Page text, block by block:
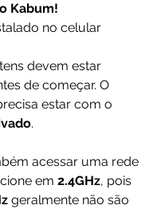
Kabum!
no celular
devem estar
de começar. O
estar com o
.
acessar uma rede
em 2.4GHz, pois
geralmente não são